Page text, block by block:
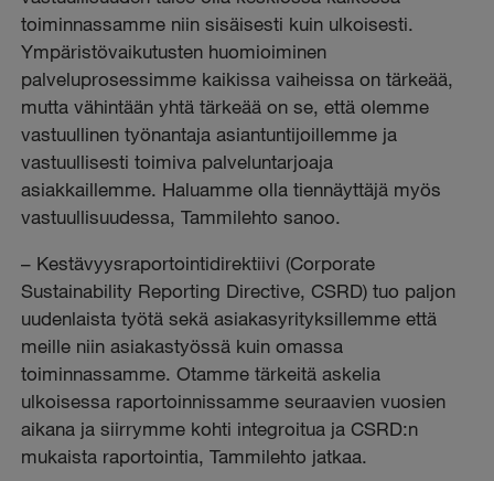
toiminnassamme niin sisäisesti kuin ulkoisesti.
Ympäristövaikutusten huomioiminen
palveluprosessimme kaikissa vaiheissa on tärkeää,
mutta vähintään yhtä tärkeää on se, että olemme
vastuullinen työnantaja asiantuntijoillemme ja
vastuullisesti toimiva palveluntarjoaja
asiakkaillemme. Haluamme olla tiennäyttäjä myös
vastuullisuudessa, Tammilehto sanoo.
– Kestävyysraportointidirektiivi (Corporate
Sustainability Reporting Directive, CSRD) tuo paljon
uudenlaista työtä sekä asiakasyrityksillemme että
meille niin asiakastyössä kuin omassa
toiminnassamme. Otamme tärkeitä askelia
ulkoisessa raportoinnissamme seuraavien vuosien
aikana ja siirrymme kohti integroitua ja CSRD:n
mukaista raportointia, Tammilehto jatkaa.